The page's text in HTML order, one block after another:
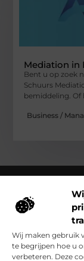
Wij maken gebruik
te begrijpen hoe u
verbeteren. Deze
Mediation in
Bent u op zoek
Schuurs
bemiddeling. Of
Business /
Over
Ontdek
dagelijks leven